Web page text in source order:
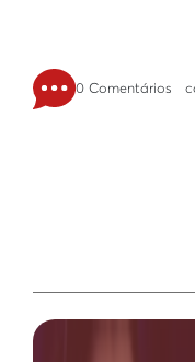
0 Comentários